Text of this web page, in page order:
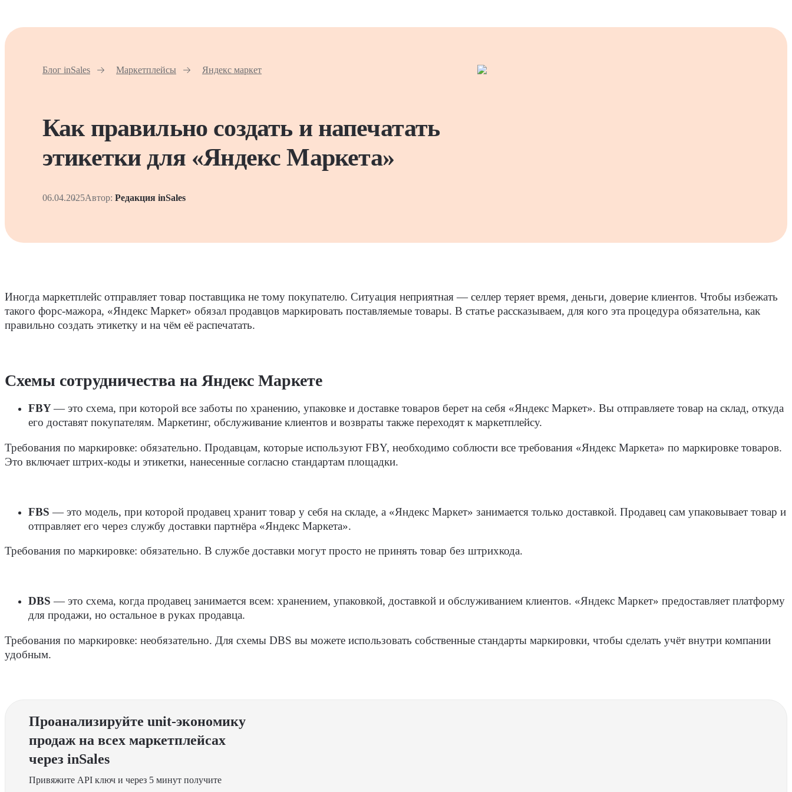
Блог inSales Маркетплейсы Яндекс маркет
Как правильно создать и напечатать
этикетки для «Яндекс Маркета»
06.04.2025Автор: Редакция inSales
Иногда маркетплейс отправляет товар поставщика не тому покупателю. Ситуация неприятная — селлер теряет время, деньги, доверие клиентов. Чтобы избежать
такого форс-мажора, «Яндекс Маркет» обязал продавцов маркировать поставляемые товары. В статье рассказываем, для кого эта процедура обязательна, как
правильно создать этикетку и на чём её распечатать.
Схемы сотрудничества на Яндекс Маркете
FBY — это схема, при которой все заботы по хранению, упаковке и доставке товаров берет на себя «Яндекс Маркет». Вы отправляете товар на склад, откуда
его доставят покупателям. Маркетинг, обслуживание клиентов и возвраты также переходят к маркетплейсу.
Требования по маркировке: обязательно. Продавцам, которые используют FBY, необходимо соблюсти все требования «Яндекс Маркета» по маркировке товаров.
Это включает штрих-коды и этикетки, нанесенные согласно стандартам площадки.
FBS — это модель, при которой продавец хранит товар у себя на складе, а «Яндекс Маркет» занимается только доставкой. Продавец сам упаковывает товар и
отправляет его через службу доставки партнёра «Яндекс Маркета».
Требования по маркировке: обязательно. В службе доставки могут просто не принять товар без штрихкода.
DBS — это схема, когда продавец занимается всем: хранением, упаковкой, доставкой и обслуживанием клиентов. «Яндекс Маркет» предоставляет платформу
для продажи, но остальное в руках продавца.
Требования по маркировке: необязательно. Для схемы DBS вы можете использовать собственные стандарты маркировки, чтобы сделать учёт внутри компании
удобным.
Проанализируйте unit-экономику
продаж на всех маркетплейсах
через inSales
Привяжите API ключ и через 5 минут получите